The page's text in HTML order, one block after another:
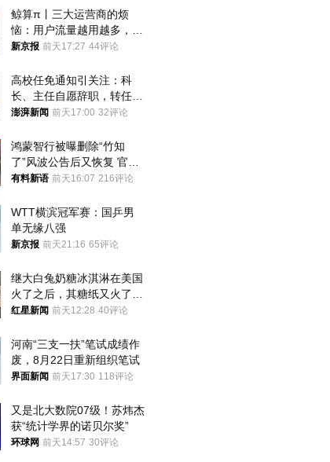
鲸算π丨三大运营商的烦
恼：用户流量越用越多，收
入却越来越少
新京报 前天17:27 44评论
高校任免通知引关注：科
长、主任自愿辞职，转任思
政辅导员
澎湃新闻 前天17:00 32评论
鸿蒙智行被曝删除“竹知
了”风波公告后又恢复 官媒
曾力挺：劝华为要大度的，
有料新语 前天16:07 216评论
WTT横滨冠军赛：国乒男
单无缘八强
新京报 前天21:16 65评论
继大白兔奶糖冰淇淋在美国
火了之后，其糖纸又火了！
海外博主盛赞：平面设计经
红星新闻 前天12:28 40评论
河南“三支一扶”笔试成绩作
废，8月22日重新组织笔试
界面新闻 前天17:30 118评论
又是北大数院07级！苏炜杰
获“统计学界的诺贝尔奖”
环球网 前天14:57 30评论